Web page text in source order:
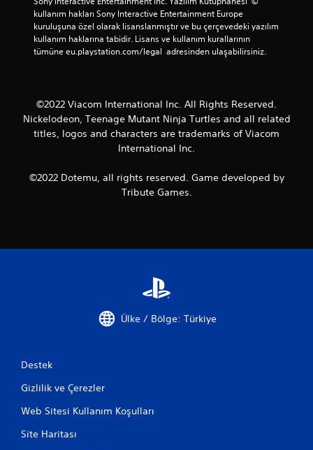
kullanım hakları Sony Interactive Entertainment Europe
kuruluşuna özel olarak lisanslanmıştır ve bu çerçevedeki yazılım
kullanım haklarına tabidir. Lisans ve kullanım kurallarının
tümüne eu.playstation.com/legal  adresinden ulaşabilirsiniz.
©2022 Viacom International Inc. All Rights Reserved.
Nickelodeon, Teenage Mutant Ninja Turtles and all related
titles, logos and characters are trademarks of Viacom
International Inc.
©2022 Dotemu, all rights reserved. Game developed by
Tribute Games.
Ülke / Bölge: Türkiye
Destek
Gizlilik ve Çerezler
Web Sitesi Kullanım Koşulları
Site Haritası